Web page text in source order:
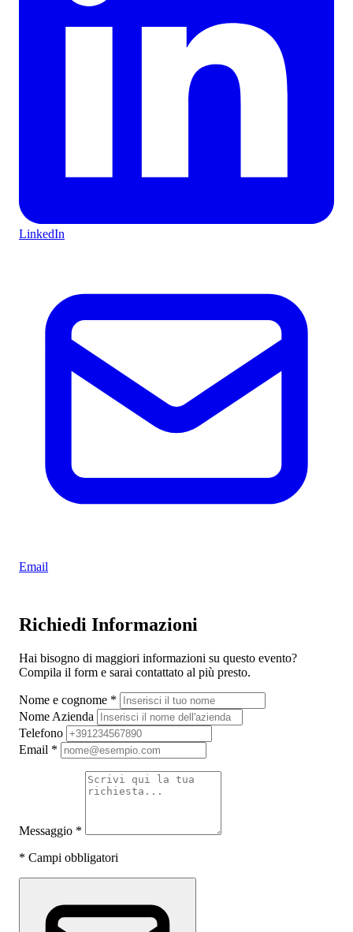
LinkedIn
Email
Richiedi Informazioni
Hai bisogno di maggiori informazioni su questo evento?
Compila il form e sarai contattato al più presto.
Nome e cognome *
Nome Azienda
Telefono
Email *
Messaggio *
* Campi obbligatori